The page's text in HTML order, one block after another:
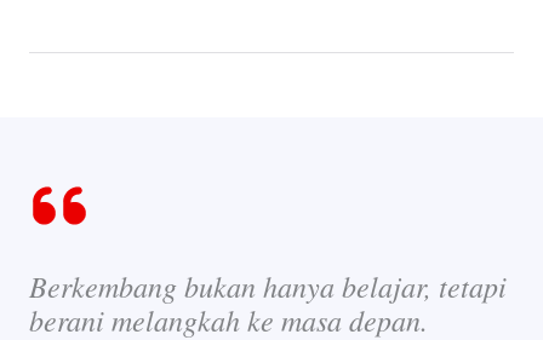
Berkembang bukan hanya belajar, tetapi
berani melangkah ke masa depan.